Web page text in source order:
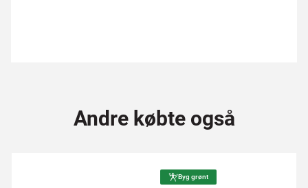
Andre købte også
Byg grønt